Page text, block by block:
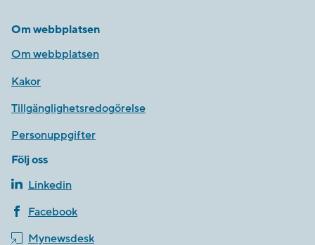
Om webbplatsen
Om webbplatsen
Kakor
Tillgänglighetsredogörelse
Personuppgifter
Följ oss
Linkedin
Facebook
Mynewsdesk